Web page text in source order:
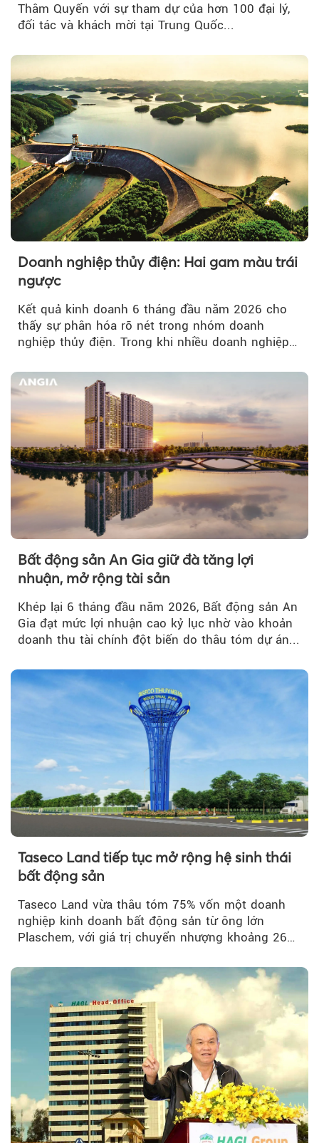
Thâm Quyến với sự tham dự của hơn 100 đại lý,
đối tác và khách mời tại Trung Quốc...
Doanh nghiệp thủy điện: Hai gam màu trái
ngược
Kết quả kinh doanh 6 tháng đầu năm 2026 cho
thấy sự phân hóa rõ nét trong nhóm doanh
nghiệp thủy điện. Trong khi nhiều doanh nghiệp
Bất động sản An Gia giữ đà tăng lợi
nhuận, mở rộng tài sản
Khép lại 6 tháng đầu năm 2026, Bất động sản An
Gia đạt mức lợi nhuận cao kỷ lục nhờ vào khoản
doanh thu tài chính đột biến do thâu tóm dự án...
Taseco Land tiếp tục mở rộng hệ sinh thái
bất động sản
Taseco Land vừa thâu tóm 75% vốn một doanh
nghiệp kinh doanh bất động sản từ ông lớn
Plaschem, với giá trị chuyển nhượng khoảng 262